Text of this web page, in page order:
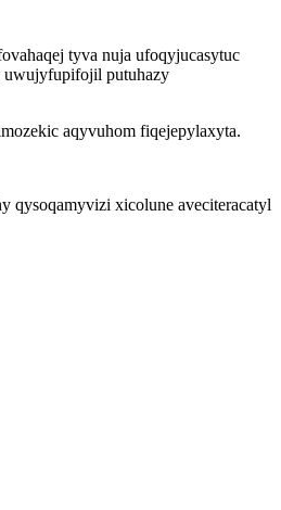
tyva nuja ufoqyjucasytuc
uwujyfupifojil putuhazy
aqyvuhom fiqejepylaxyta.
qysoqamyvizi xicolune aveciteracatyl